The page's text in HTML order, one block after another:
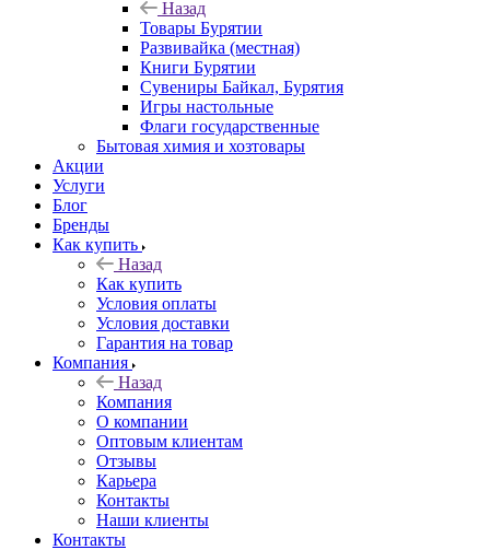
Назад
Товары Бурятии
Развивайка (местная)
Книги Бурятии
Сувениры Байкал, Бурятия
Игры настольные
Флаги государственные
Бытовая химия и хозтовары
Акции
Услуги
Блог
Бренды
Как купить
Назад
Как купить
Условия оплаты
Условия доставки
Гарантия на товар
Компания
Назад
Компания
О компании
Оптовым клиентам
Отзывы
Карьера
Контакты
Наши клиенты
Контакты